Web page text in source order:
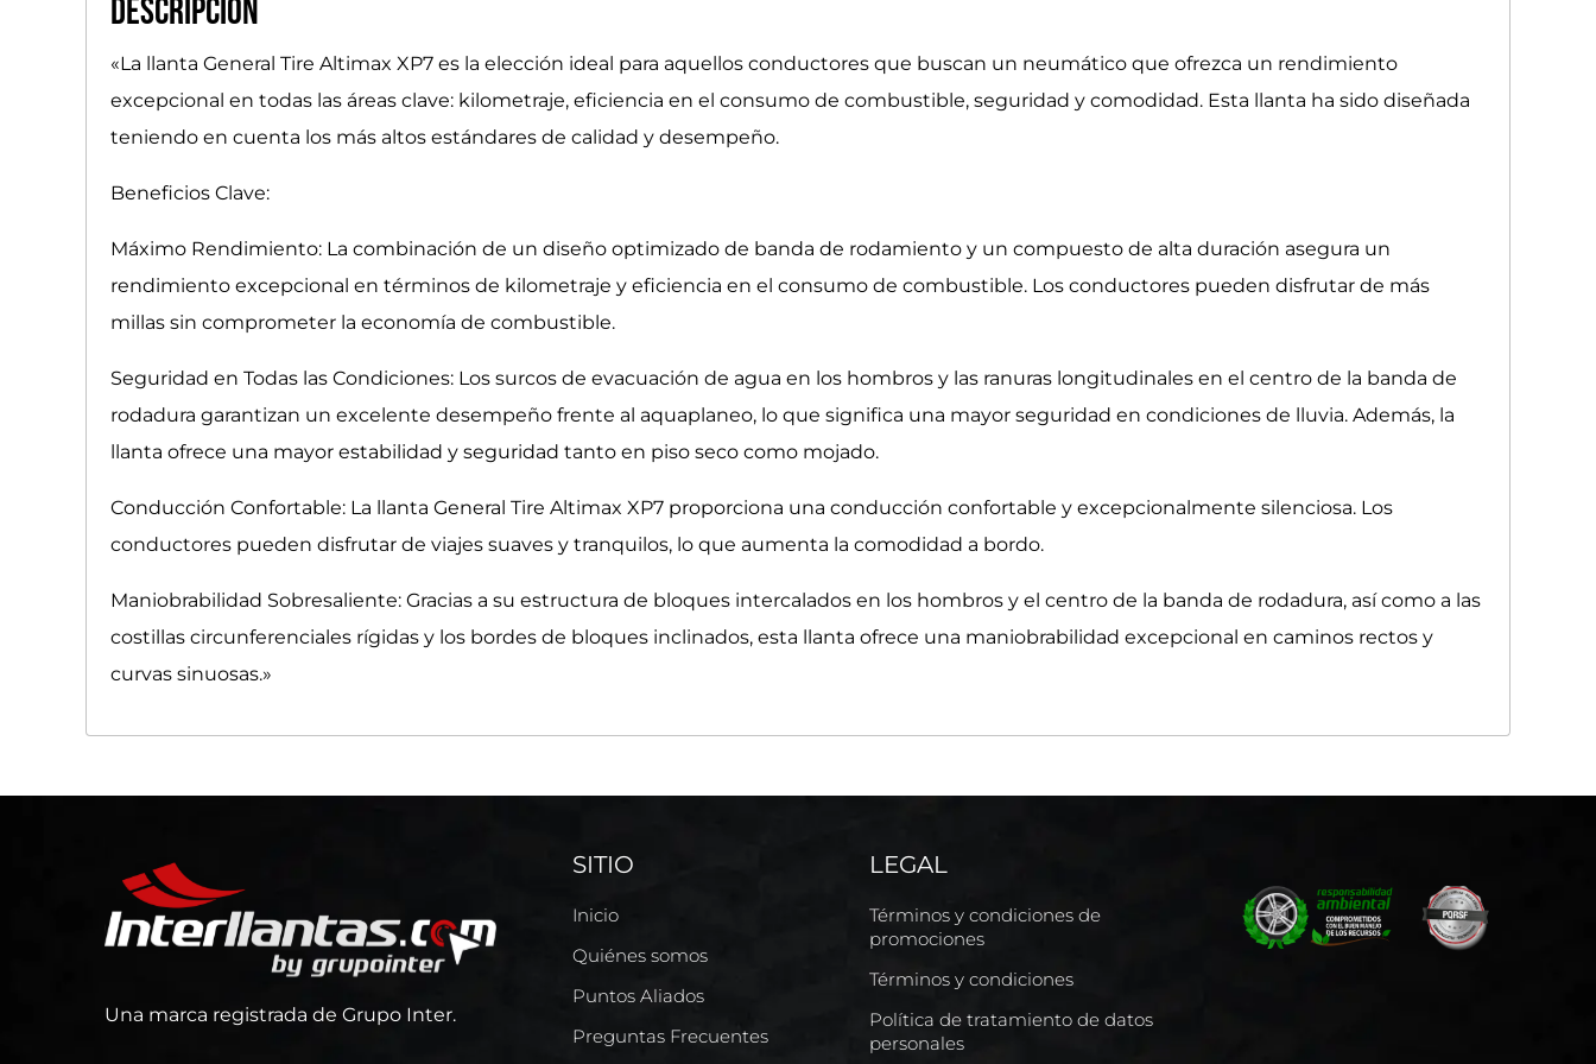
Descripción
«La llanta General Tire Altimax XP7 es la elección ideal para aquellos conductores que buscan un neumático que ofrezca un rendimiento
excepcional en todas las áreas clave: kilometraje, eficiencia en el consumo de combustible, seguridad y comodidad. Esta llanta ha sido diseñada
teniendo en cuenta los más altos estándares de calidad y desempeño.
Beneficios Clave:
Máximo Rendimiento: La combinación de un diseño optimizado de banda de rodamiento y un compuesto de alta duración asegura un
rendimiento excepcional en términos de kilometraje y eficiencia en el consumo de combustible. Los conductores pueden disfrutar de más
millas sin comprometer la economía de combustible.
Seguridad en Todas las Condiciones: Los surcos de evacuación de agua en los hombros y las ranuras longitudinales en el centro de la banda de
rodadura garantizan un excelente desempeño frente al aquaplaneo, lo que significa una mayor seguridad en condiciones de lluvia. Además, la
llanta ofrece una mayor estabilidad y seguridad tanto en piso seco como mojado.
Conducción Confortable: La llanta General Tire Altimax XP7 proporciona una conducción confortable y excepcionalmente silenciosa. Los
conductores pueden disfrutar de viajes suaves y tranquilos, lo que aumenta la comodidad a bordo.
Maniobrabilidad Sobresaliente: Gracias a su estructura de bloques intercalados en los hombros y el centro de la banda de rodadura, así como a las
costillas circunferenciales rígidas y los bordes de bloques inclinados, esta llanta ofrece una maniobrabilidad excepcional en caminos rectos y
curvas sinuosas.»
Una marca registrada de Grupo Inter.
SITIO
Inicio
Quiénes somos
Puntos Aliados
Preguntas Frecuentes
LEGAL
Términos y condiciones de
promociones
Términos y condiciones
Política de tratamiento de datos
personales